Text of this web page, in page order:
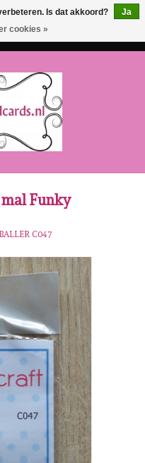
Funky
C047
Is dat akkoord?
Ja
cookies »